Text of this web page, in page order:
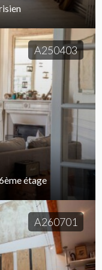
A250403
étage
A260701